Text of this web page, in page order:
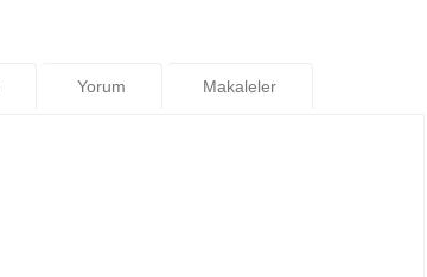
Yorum Makaleler